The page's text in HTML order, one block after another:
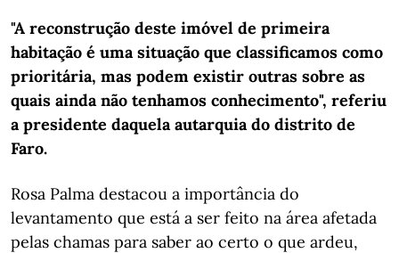
"A reconstrução deste imóvel de primeira
habitação é uma situação que classificamos como
prioritária, mas podem existir outras sobre as
quais ainda não tenhamos conhecimento", referiu
a presidente daquela autarquia do distrito de
Faro.
Rosa Palma destacou a importância do
levantamento que está a ser feito na área afetada
pelas chamas para saber ao certo o que ardeu,